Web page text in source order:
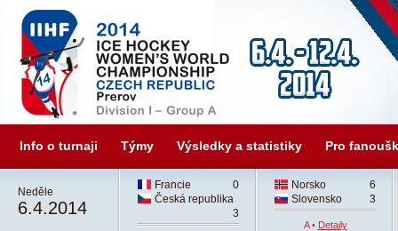
Info o turnaji Týmy Výsledky a statistiky Pro
Neděle
6.4.2014
Francie
0
Česká republika
3
Norsko
6
Slovensko
3
A • Detaily